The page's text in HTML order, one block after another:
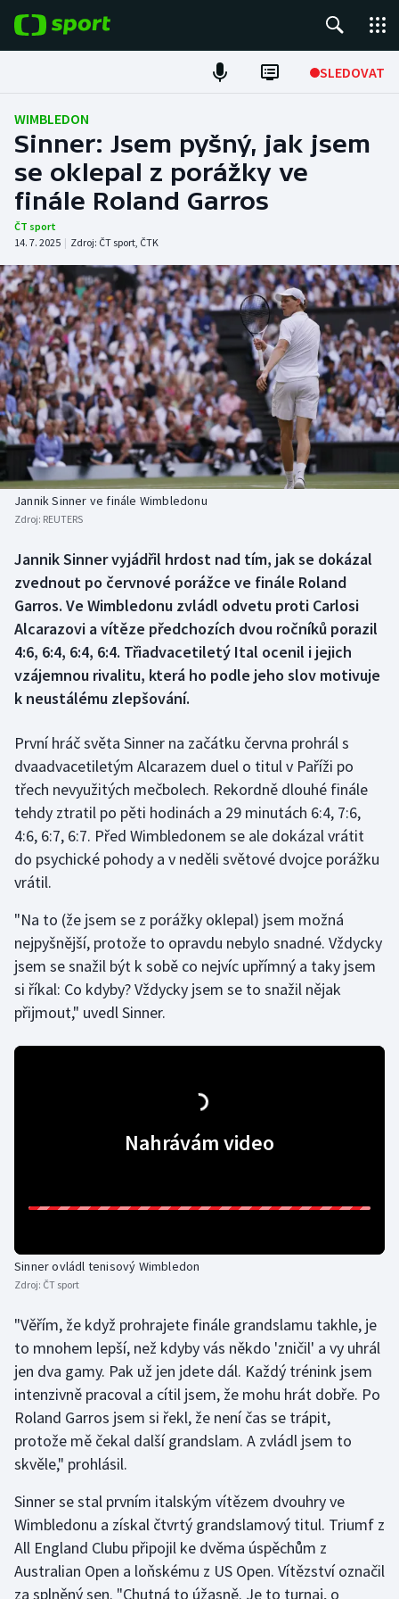
SLEDOVAT
Fotbal
Hokej
Tenis
Atletika
Cyklistika
DALŠÍ SPORTY
Americký fotbal
Baseball a softbal
Basketbal
Biatlon
Box
Curling
Dostihy
Golf
Gymnastika
Házená
Jezdectví
Judo
Krasobruslení
Moderní pětiboj
Parasport
Plážový volejbal
Ragby
Rychlobruslení
Short track
Sportovní střelba
NEPŘEHLÉDNĚTE
Soutěže
Historické návraty
Aplikace ČT sport
WIMBLEDON
Sinner: Jsem pyšný, jak jsem
se oklepal z porážky ve
finále Roland Garros
ČT sport
14. 7. 2025 | Zdroj: ČT sport, ČTK
Jannik Sinner ve finále Wimbledonu
Zdroj: REUTERS
Jannik Sinner vyjádřil hrdost nad tím, jak se dokázal
zvednout po červnové porážce ve finále Roland
Garros. Ve Wimbledonu zvládl odvetu proti Carlosi
Alcarazovi a vítěze předchozích dvou ročníků porazil
4:6, 6:4, 6:4, 6:4. Třiadvacetiletý Ital ocenil i jejich
vzájemnou rivalitu, která ho podle jeho slov motivuje
k neustálému zlepšování.
První hráč světa Sinner na začátku června prohrál s
dvaadvacetiletým Alcarazem duel o titul v Paříži po
třech nevyužitých mečbolech. Rekordně dlouhé finále
tehdy ztratil po pěti hodinách a 29 minutách 6:4, 7:6,
4:6, 6:7, 6:7. Před Wimbledonem se ale dokázal vrátit
do psychické pohody a v neděli světové dvojce porážku
vrátil.
"Na to (že jsem se z porážky oklepal) jsem možná
nejpyšnější, protože to opravdu nebylo snadné. Vždycky
jsem se snažil být k sobě co nejvíc upřímný a taky jsem
si říkal: Co kdyby? Vždycky jsem se to snažil nějak
přijmout," uvedl Sinner.
Nahrávám video
Sinner ovládl tenisový Wimbledon
Zdroj: ČT sport
"Věřím, že když prohrajete finále grandslamu takhle, je
to mnohem lepší, než kdyby vás někdo 'zničil' a vy uhrál
jen dva gamy. Pak už jen jdete dál. Každý trénink jsem
intenzivně pracoval a cítil jsem, že mohu hrát dobře. Po
Roland Garros jsem si řekl, že není čas se trápit,
protože mě čekal další grandslam. A zvládl jsem to
skvěle," prohlásil.
Sinner se stal prvním italským vítězem dvouhry ve
Wimbledonu a získal čtvrtý grandslamový titul. Triumf z
All England Clubu připojil ke dvěma úspěchům z
Australian Open a loňskému z US Open. Vítězství označil
za splněný sen. "Chutná to úžasně. Je to turnaj, o